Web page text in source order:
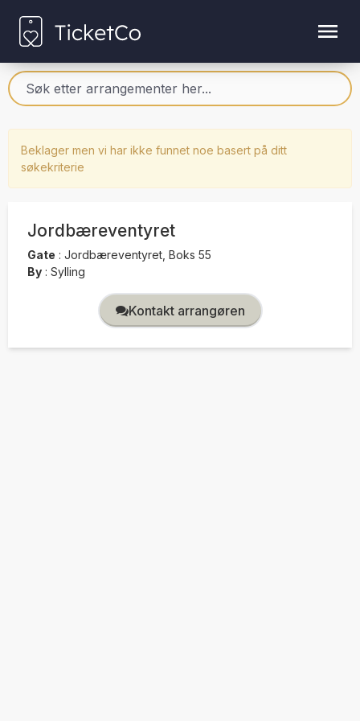
Beklager men vi har ikke funnet noe basert på ditt
søkekriterie
Jordbæreventyret
Gate : Jordbæreventyret, Boks 55
By : Sylling
Kontakt arrangøren